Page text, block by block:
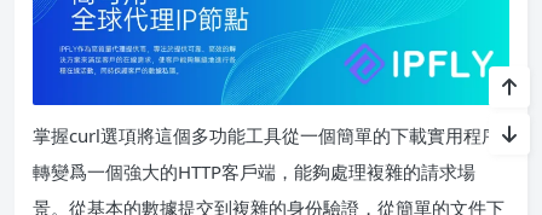
掌握curl選項將這個多功能工具從一個簡單的下載實用程序
轉變爲一個強大的HTTP客戶端，能夠處理複雜的請求場
景。從基本的數據提交到複雜的身份驗證，從簡單的文件下